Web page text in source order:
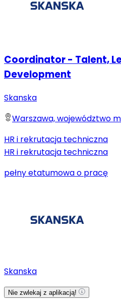
Coordinator - Talent,
Development
Skanska
Warszawa, województwo
HR i rekrutacja techniczna
HR i rekrutacja techniczna
pełny etatumowa o pracę
Skanska
Nie zwlekaj z aplikacją!